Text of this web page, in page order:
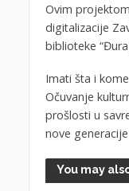
Ovim
digitalizacije
biblioteke “Đura
Imati šta i
Očuvanje
prošlosti u
nove
You may